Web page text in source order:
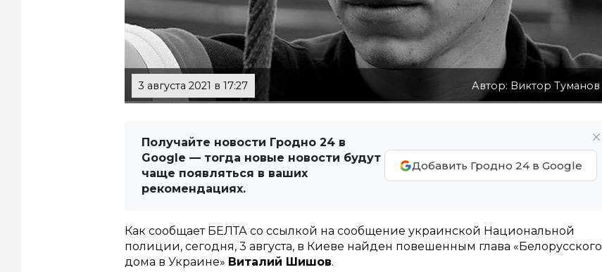
3 августа 2021 в 17:27 Автор: Виктор Туманов
Получайте новости Гродно 24 в
Google — тогда новые новости будут
чаще появляться в ваших
рекомендациях.
Добавить Гродно 24 в Google
Как сообщает БЕЛТА со ссылкой на сообщение украинской Национальной
полиции, сегодня, 3 августа, в Киеве найден повешенным глава «Белорусского
дома в Украине» Виталий Шишов.